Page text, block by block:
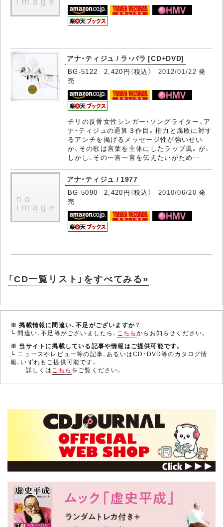
アナ・ティジュ / ラ・バラ [CD+DVD]
BG-5122 2,420円（税込） 2012/01/22 発
売
チリの反骨女性シンガー・ソングライター、ア
ナ・ティジュの通算３作目。権力と腐敗に対す
るアンチを掲げるメッセージ性が強いせい
か、その歌は言葉を主体にしたラップ風。が、
しかし、その一言一言を伝えたいがため…
アナ・ティジュ / 1977
BG-5090 2,420円（税込） 2010/06/20 発
売
「CD一覧リスト」をすべてみる»
※ 掲載情報に間違い、不足がございますか？
└ 間違い、不足等がございましたら、 こちらからお知らせください。
※ 当サイトに掲載している記事や情報はご提供可能です。
└ ニュースやレビュー等の記事、あるいはCD・DVD等のカタログ情
報、いずれもご提供可能です。
詳しくは こちら をご覧ください。